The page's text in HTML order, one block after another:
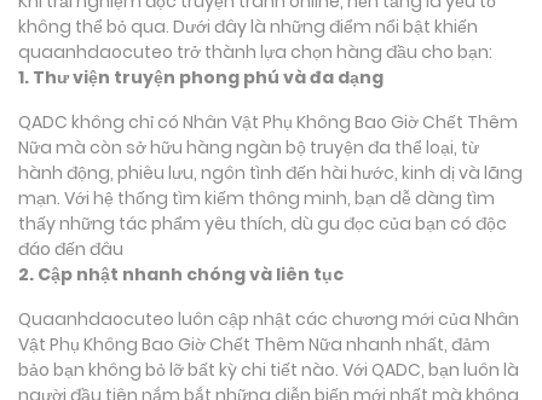
không thể bỏ qua. Dưới đây là những điểm nổi bật khiến
quaanhdaocuteo trở thành lựa chọn hàng đầu cho bạn:
1. Thư viện truyện phong phú và đa dạng
QADC không chỉ có Nhân Vật Phụ Không Bao Giờ Chết Thêm
Nữa mà còn sở hữu hàng ngàn bộ truyện đa thể loại, từ
hành động, phiêu lưu, ngôn tình đến hài hước, kinh dị và lãng
mạn. Với hệ thống tìm kiếm thông minh, bạn dễ dàng tìm
thấy những tác phẩm yêu thích, dù gu đọc của bạn có độc
đáo đến đâu
2. Cập nhật nhanh chóng và liên tục
Quaanhdaocuteo luôn cập nhật các chương mới của Nhân
Vật Phụ Không Bao Giờ Chết Thêm Nữa nhanh nhất, đảm
bảo bạn không bỏ lỡ bất kỳ chi tiết nào. Với QADC, bạn luôn là
người đầu tiên nắm bắt những diễn biến mới nhất mà không